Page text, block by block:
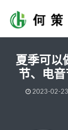
夏季可以
节、电
2023-02-23